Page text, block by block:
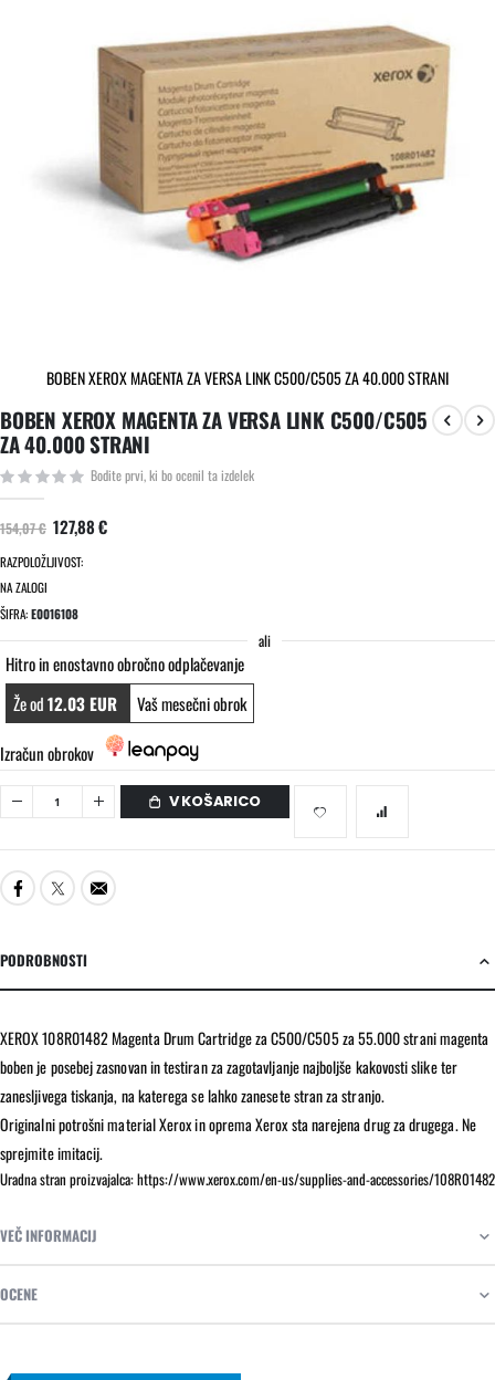
BOBEN XEROX MAGENTA ZA VERSA LINK C500/C505 ZA 40.000 STRANI
na
začetek
galerije
slik
BOBEN XEROX MAGENTA ZA VERSA LINK C500/C505
ZA 40.000 STRANI
Bodite prvi, ki bo ocenil ta izdelek
154,07 € 127,88 €
RAZPOLOŽLJIVOST:
NA ZALOGI
ŠIFRA E0016108
ali
Hitro in enostavno obročno odplačevanje
Že od12.03 EUR Vaš mesečni obrok
Izračun obrokov
V KOŠARICO
PODROBNOSTI
XEROX 108R01482 Magenta Drum Cartridge za C500/C505 za 55.000 strani magenta
boben je posebej zasnovan in testiran za zagotavljanje najboljše kakovosti slike ter
zanesljivega tiskanja, na katerega se lahko zanesete stran za stranjo.
Originalni potrošni material Xerox in oprema Xerox sta narejena drug za drugega. Ne
sprejmite imitacij.
Uradna stran proizvajalca: https://www.xerox.com/en-us/supplies-and-accessories/108R01482
VEČ INFORMACIJ
OCENE